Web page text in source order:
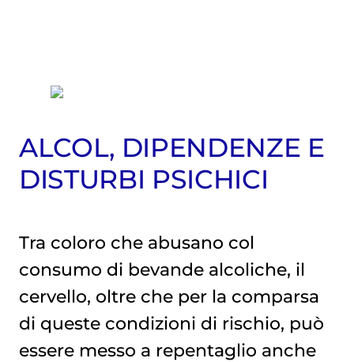
ALCOL, DIPENDENZE E
DISTURBI PSICHICI
Tra coloro che abusano col
consumo di bevande alcoliche, il
cervello, oltre che per la comparsa
di queste condizioni di rischio, può
essere messo a repentaglio anche